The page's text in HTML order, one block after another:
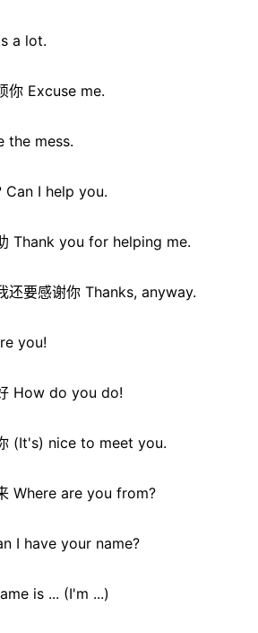
a lot.
Excuse me.
mess.
I help you.
you for helping me.
要感谢你 Thanks, anyway.
you!
How do you do!
(It's) nice to meet you.
are you from?
I have your name?
is ... (I'm ...)